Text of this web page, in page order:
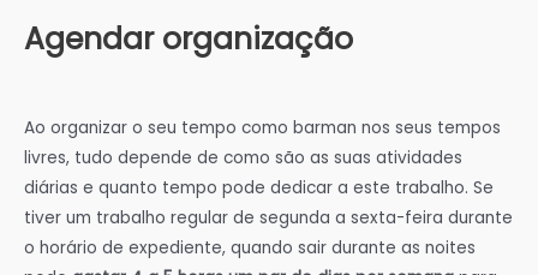
Agendar organização
Ao organizar o seu tempo como barman nos seus tempos
livres, tudo depende de como são as suas atividades
diárias e quanto tempo pode dedicar a este trabalho. Se
tiver um trabalho regular de segunda a sexta-feira durante
o horário de expediente, quando sair durante as noites